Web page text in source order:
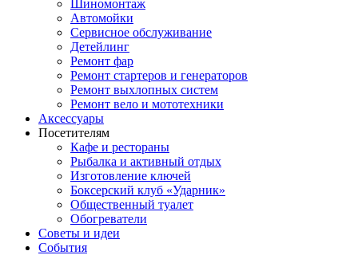
Шиномонтаж
Автомойки
Сервисное обслуживание
Детейлинг
Ремонт фар
Ремонт стартеров и генераторов
Ремонт выхлопных систем
Ремонт вело и мототехники
Аксессуары
Посетителям
Кафе и рестораны
Рыбалка и активный отдых
Изготовление ключей
Боксерский клуб «Ударник»
Общественный туалет
Обогреватели
Советы и идеи
События